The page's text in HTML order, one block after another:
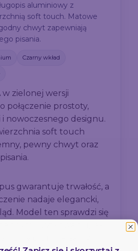
aluminiowy z
soft touch. Matowe
chwyt zapewniają
pisania.
Czarny wkład
w zielonej wersji
połączenie prostoty,
nowoczesnego designu.
soft touch
pewny chwyt oraz
gwarantuje trwałość, a
nadaje elegancki,
Model ten sprawdzi się
użytkowaniu, jak i
o uniwersalnym